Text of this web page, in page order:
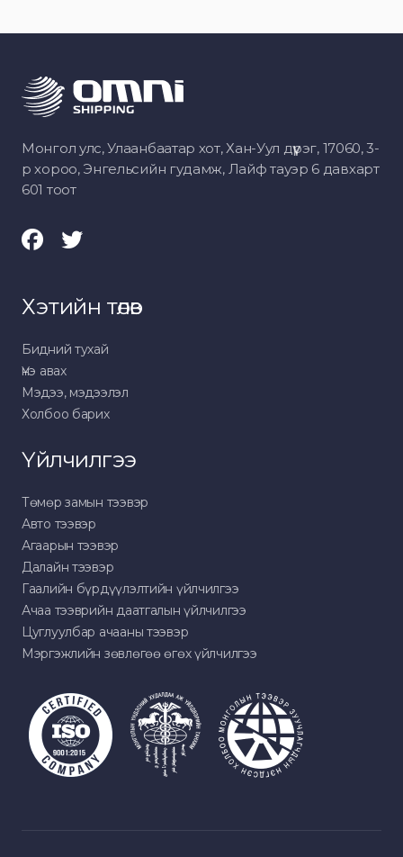
Монгол улс, Улаанбаатар хот, Хан-Уул дүүрэг, 17060, 3-
р хороо, Энгельсийн гудамж, Лайф тауэр 6 давхарт
601 тоот
Хэтийн төлөв
Бидний тухай
Үнэ авах
Мэдээ, мэдээлэл
Холбоо барих
Үйлчилгээ
Төмөр замын тээвэр
Авто тээвэр
Агаарын тээвэр
Далайн тээвэр
Гаалийн бүрдүүлэлтийн үйлчилгээ
Ачаа тээврийн даатгалын үйлчилгээ
Цуглуулбар ачааны тээвэр
Мэргэжлийн зөвлөгөө өгөх үйлчилгээ